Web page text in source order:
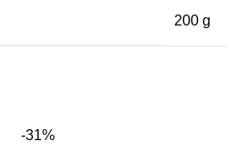
200 g
-31%